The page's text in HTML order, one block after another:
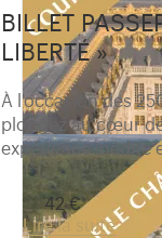
BILLET
LIBERTÉ »
À l'occasion des
plongez au cœur
expérience inédite
42 €
Lire la suite